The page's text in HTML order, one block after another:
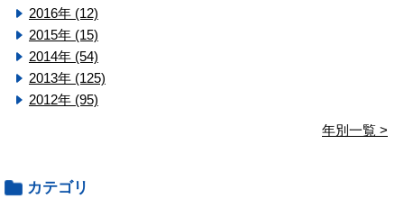
2016年 (12)
2015年 (15)
2014年 (54)
2013年 (125)
2012年 (95)
年別一覧 >
カテゴリ